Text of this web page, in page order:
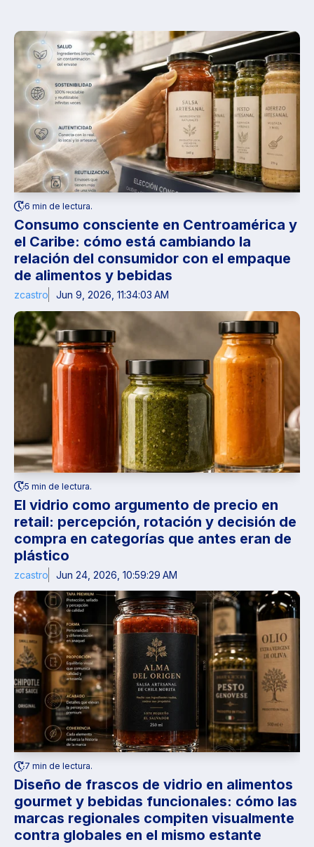
6 min de lectura.
Consumo consciente en Centroamérica y
el Caribe: cómo está cambiando la
relación del consumidor con el empaque
de alimentos y bebidas
zcastro Jun 9, 2026, 11:34:03 AM
5 min de lectura.
El vidrio como argumento de precio en
retail: percepción, rotación y decisión de
compra en categorías que antes eran de
plástico
zcastro Jun 24, 2026, 10:59:29 AM
7 min de lectura.
Diseño de frascos de vidrio en alimentos
gourmet y bebidas funcionales: cómo las
marcas regionales compiten visualmente
contra globales en el mismo estante